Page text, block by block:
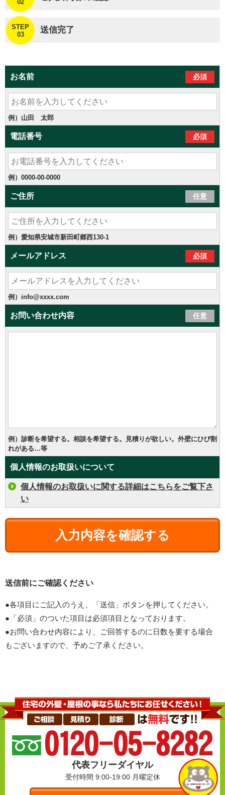
02
STEP
03
送信完了
お名前 必須
例）山田 太郎
電話番号 必須
例）0000-00-0000
ご住所 任意
例）愛知県安城市新田町郷西130-1
メールアドレス 必須
例）info@xxxx.com
お問い合わせ内容 任意
例）診断を希望する。相談を希望する。見積りが欲しい。外壁にひび割
れがある…等
個人情報のお取扱いについて
個人情報のお取扱いに関する詳細はこちらをご覧下さ
い
送信前にご確認ください
●各項目にご記入のうえ、「送信」ボタンを押してください。
●「必須」のついた項目は必須項目となっております。
●お問い合わせ内容により、ご回答するのに日数を要する場合
もございますので、予めご了承ください。
代表フリーダイヤル
受付時間 9:00-19:00 月曜定休